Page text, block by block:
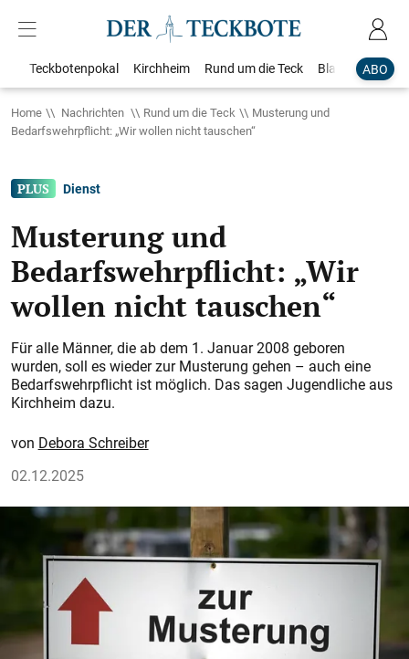
ABO
Teckbotenpokal Kirchheim Rund um die Teck Blaulicht
Home Nachrichten Rund um die Teck
Musterung und
Bedarfswehrpflicht: „Wir wollen nicht tauschen“
Dienst
Musterung und
Bedarfswehrpflicht: „Wir
wollen nicht tauschen“
Für alle Männer, die ab dem 1. Januar 2008 geboren
wurden, soll es wieder zur Musterung gehen – auch eine
Bedarfswehrpflicht ist möglich. Das sagen Jugendliche aus
Kirchheim dazu.
Debora Schreiber
02.12.2025